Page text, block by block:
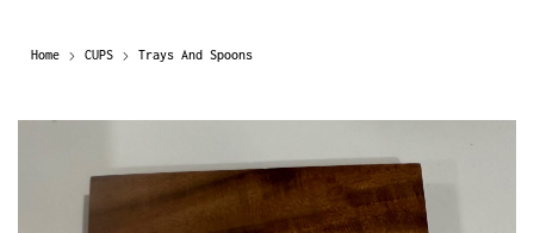
Home CUPS Trays And Spoons